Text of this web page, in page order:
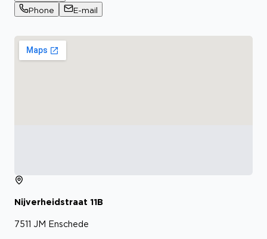
Phone
E-mail
Nijverheidstraat 11B
7511 JM Enschede